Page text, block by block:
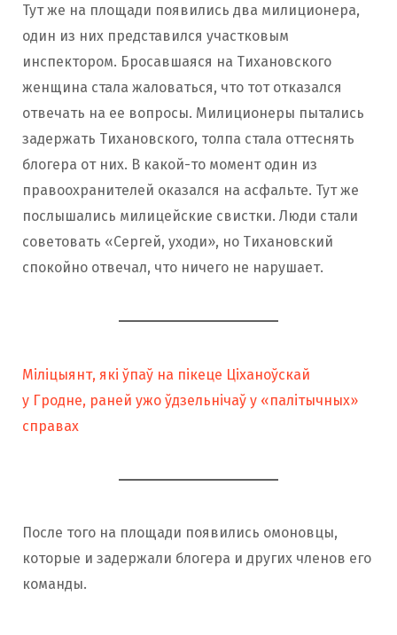
Тут же на площади появились два милиционера,
один из них представился участковым
инспектором. Бросавшаяся на Тихановского
женщина стала жаловаться, что тот отказался
отвечать на ее вопросы. Милиционеры пытались
задержать Тихановского, толпа стала оттеснять
блогера от них. В какой-то момент один из
правоохранителей оказался на асфальте. Тут же
послышались милицейские свистки. Люди стали
советовать «Сергей, уходи», но Тихановский
спокойно отвечал, что ничего не нарушает.
Міліцыянт, які ўпаў на пікеце Ціханоўскай
у Гродне, раней ужо ўдзельнічаў у «палітычных»
справах
После того на площади появились омоновцы,
которые и задержали блогера и других членов его
команды.